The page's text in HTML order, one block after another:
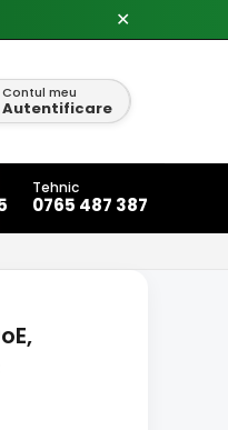
✕
Contul meu
Autentificare
Tehnic
0765 487 387